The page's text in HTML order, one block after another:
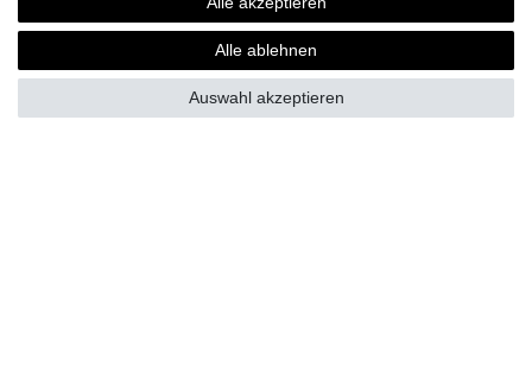
Fragen zur Bestellung?
Alle ablehnen
Auswahl akzeptieren